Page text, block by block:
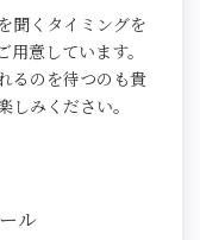
聞くタイミングを
意しています。
るのを待つのも貴
しみください。
ル